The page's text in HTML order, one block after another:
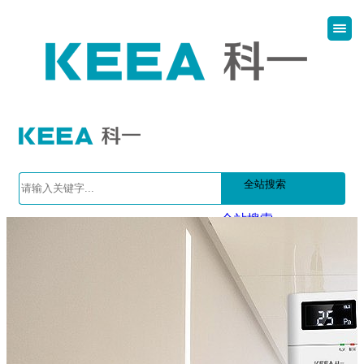
全站搜索
全站搜索
文章搜索